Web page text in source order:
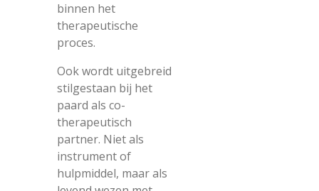
binnen het
therapeutische
proces.
Ook wordt uitgebreid
stilgestaan bij het
paard als co-
therapeutisch
partner. Niet als
instrument of
hulpmiddel, maar als